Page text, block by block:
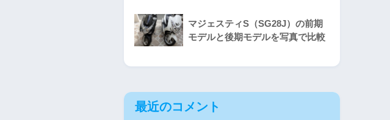
マジェスティS（SG28J）の前期
モデルと後期モデルを写真で比較
最近のコメント